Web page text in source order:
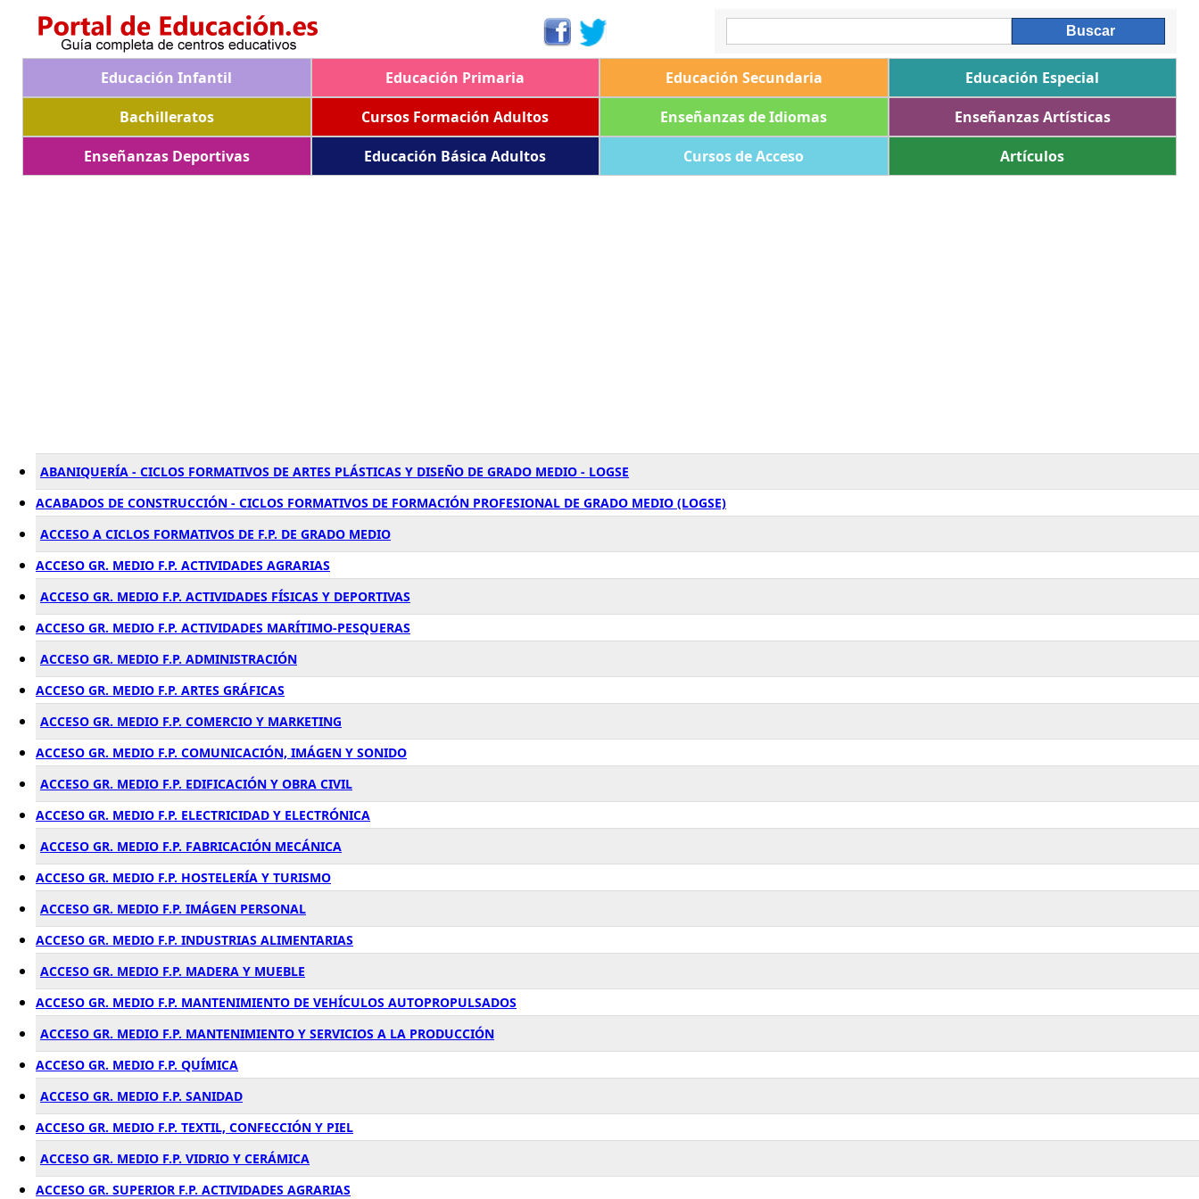
Educación Infantil Educación Primaria Educación Secundaria
Educación Especial
Bachilleratos
Cursos Formación Adultos Enseñanzas de Idiomas
Enseñanzas Artísticas
Enseñanzas Deportivas
Educación Básica Adultos Cursos de Acceso Artículos
ABANIQUERÍA - CICLOS FORMATIVOS DE ARTES PLÁSTICAS Y DISEÑO DE GRADO MEDIO - LOGSE
ACABADOS DE CONSTRUCCIÓN - CICLOS FORMATIVOS DE FORMACIÓN PROFESIONAL DE GRADO MEDIO (LOGSE)
ACCESO A CICLOS FORMATIVOS DE F.P. DE GRADO MEDIO
ACCESO GR. MEDIO F.P. ACTIVIDADES AGRARIAS
ACCESO GR. MEDIO F.P. ACTIVIDADES FÍSICAS Y DEPORTIVAS
ACCESO GR. MEDIO F.P. ACTIVIDADES MARÍTIMO-PESQUERAS
ACCESO GR. MEDIO F.P. ADMINISTRACIÓN
ACCESO GR. MEDIO F.P. ARTES GRÁFICAS
ACCESO GR. MEDIO F.P. COMERCIO Y MARKETING
ACCESO GR. MEDIO F.P. COMUNICACIÓN, IMÁGEN Y SONIDO
ACCESO GR. MEDIO F.P. EDIFICACIÓN Y OBRA CIVIL
ACCESO GR. MEDIO F.P. ELECTRICIDAD Y ELECTRÓNICA
ACCESO GR. MEDIO F.P. FABRICACIÓN MECÁNICA
ACCESO GR. MEDIO F.P. HOSTELERÍA Y TURISMO
ACCESO GR. MEDIO F.P. IMÁGEN PERSONAL
ACCESO GR. MEDIO F.P. INDUSTRIAS ALIMENTARIAS
ACCESO GR. MEDIO F.P. MADERA Y MUEBLE
ACCESO GR. MEDIO F.P. MANTENIMIENTO DE VEHÍCULOS AUTOPROPULSADOS
ACCESO GR. MEDIO F.P. MANTENIMIENTO Y SERVICIOS A LA PRODUCCIÓN
ACCESO GR. MEDIO F.P. QUÍMICA
ACCESO GR. MEDIO F.P. SANIDAD
ACCESO GR. MEDIO F.P. TEXTIL, CONFECCIÓN Y PIEL
ACCESO GR. MEDIO F.P. VIDRIO Y CERÁMICA
ACCESO GR. SUPERIOR F.P. ACTIVIDADES AGRARIAS